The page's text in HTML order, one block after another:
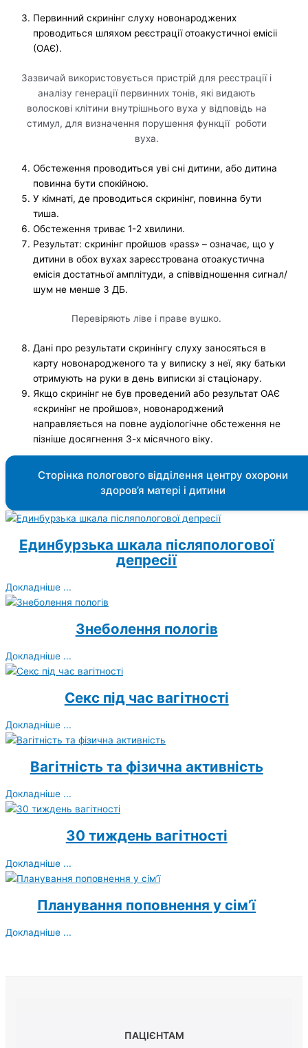
Первинний скринінг слуху новонароджених
проводиться шляхом реєстрації отоакустичноі емісіі
(ОАЄ).
Зазвичай використовується пристрій для реєстрації і
аналізу генерації первинних тонів, які видають
волоскові клітини внутрішнього вуха у відповідь на
стимул, для визначення порушення функції роботи
вуха.
Обстеження проводиться уві сні дитини, або дитина
повинна бути спокійною.
У кімнаті, де проводиться скринінг, повинна бути
тиша.
Обстеження триває 1-2 хвилини.
Результат: скринінг пройшов «pass» – означає, що у
дитини в обох вухах зареєстрована отоакустична
емісія достатньої амплітуди, а співвідношення сигнал/
шум не менше 3 ДБ.
Перевіряють ліве і праве вушко.
Дані про результати скринінгу слуху заносяться в
карту новонародженого та у виписку з неї, яку батьки
отримують на руки в день виписки зі стаціонару.
Якщо скринінг не був проведений або результат ОАЄ
«скринінг не пройшов», новонароджений
направляється на повне аудіологічне обстеження не
пізніше досягнення 3-х місячного віку.
Сторінка пологового відділення центру охорони
здоров’я матері і дитини
Единбурзька шкала післяпологової
депресії
Докладніше ...
Знеболення пологів
Докладніше ...
Секс під час вагітності
Докладніше ...
Вагітність та фізична активність
Докладніше ...
30 тиждень вагітності
Докладніше ...
Планування поповнення у сім’ї
Докладніше ...
ПАЦІЄНТАМ